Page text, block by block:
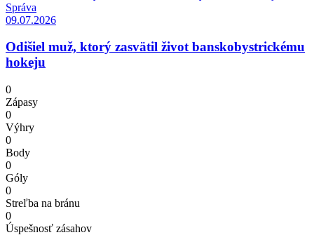
Správa
09.07.2026
Odišiel muž, ktorý zasvätil život banskobystrickému
hokeju
0
Zápasy
0
Výhry
0
Body
0
Góly
0
Streľba na bránu
0
Úspešnosť zásahov